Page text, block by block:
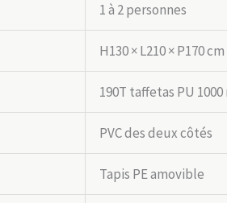
1 à 2 personnes
H130 × L210 × P170 cm
190T taffetas PU 1000
PVC des deux côtés
Tapis PE amovible